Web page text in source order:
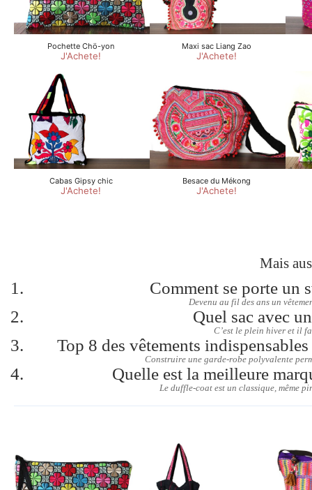
Mais
Comment se porte un
Devenu au fil des ans un
Quel sac avec
C’est le plein hiver et il
Top 8 des vêtements
Construire une garde-robe polyvalente
Quelle est la meilleure
Le duffle-coat est un classique, même